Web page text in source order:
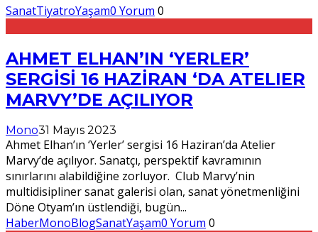
SanatTiyatroYaşam0 Yorum 0
AHMET ELHAN’IN ‘YERLER’
SERGİSİ 16 HAZİRAN ‘DA ATELIER
MARVY’DE AÇILIYOR
Mono31 Mayıs 2023
Ahmet Elhan’ın ‘Yerler’ sergisi 16 Haziran’da Atelier
Marvy’de açılıyor. Sanatçı, perspektif kavramının
sınırlarını alabildiğine zorluyor. Club Marvy’nin
multidisipliner sanat galerisi olan, sanat yönetmenliğini
Döne Otyam’ın üstlendiği, bugün...
HaberMonoBlogSanatYaşam0 Yorum 0